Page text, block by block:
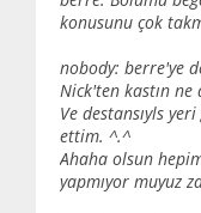
konusunu çok
nobody: berre'ye
Nick'ten kastın ne
Ve destansıyls
ettim. ^.^
Ahaha olsun
yapmıyor muyuz